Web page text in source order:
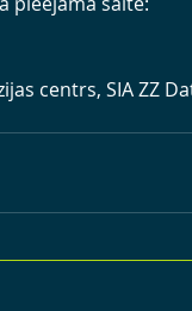
centrs, SIA ZZ